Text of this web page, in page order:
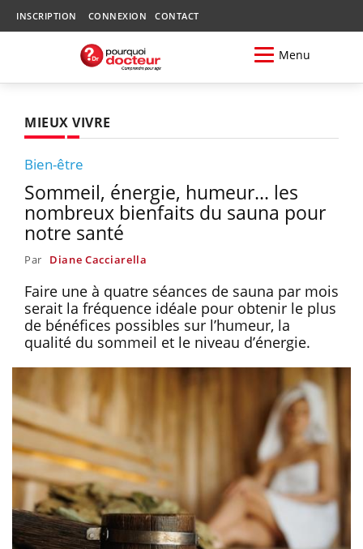
INSCRIPTION CONNEXION CONTACT
Menu
MIEUX VIVRE
Bien-être
Sommeil, énergie, humeur... les
nombreux bienfaits du sauna pour
notre santé
Par Diane Cacciarella
Faire une à quatre séances de sauna par mois
serait la fréquence idéale pour obtenir le plus
de bénéfices possibles sur l’humeur, la
qualité du sommeil et le niveau d’énergie.